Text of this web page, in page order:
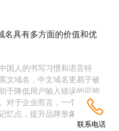

联系电话
名具有多方面的价值和优
国人的书写习惯和语言特
文域名，中文域名更易于被
于降低用户输入错误的可能
对于企业而言，一个易于记
忆点，提升品牌形象，从而